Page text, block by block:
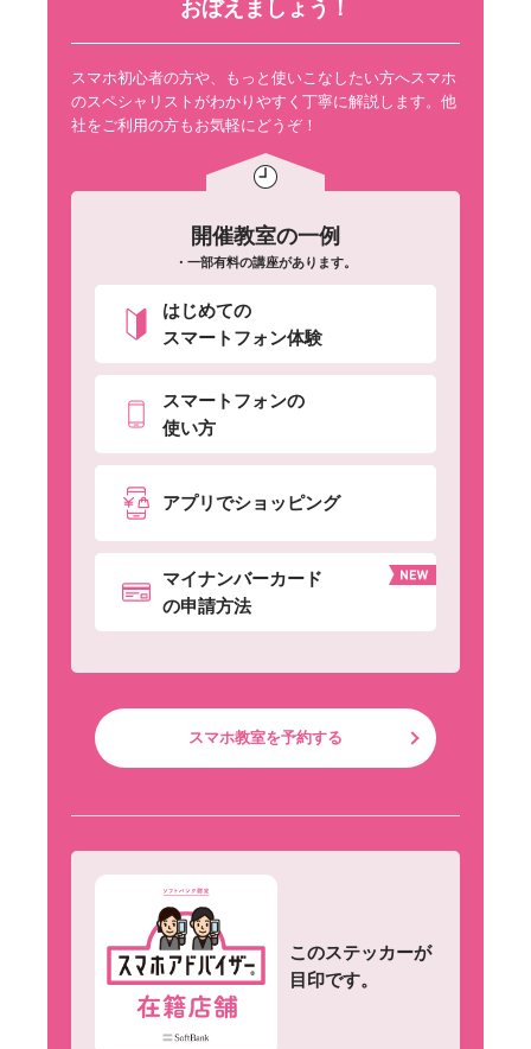
おぼえましょう！
スマホ初心者の方や、もっと使いこなしたい方へスマホ
のスペシャリストがわかりやすく丁寧に解説します。他
社をご利用の方もお気軽にどうぞ！
開催教室の一例
・一部有料の講座があります。
はじめての
スマートフォン体験
スマートフォンの
使い方
アプリでショッピング
マイナンバーカード
の申請方法
スマホ教室を予約する
このステッカーが
目印です。